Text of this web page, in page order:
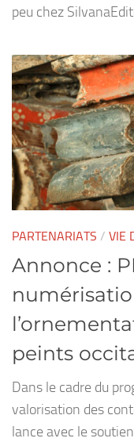
peu chez
PARTENARIATS / VIE
Annonce :
peints
Dans le cadre du
valorisation des
lance avec le